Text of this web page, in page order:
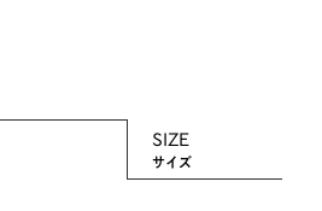
SIZE
サイズ